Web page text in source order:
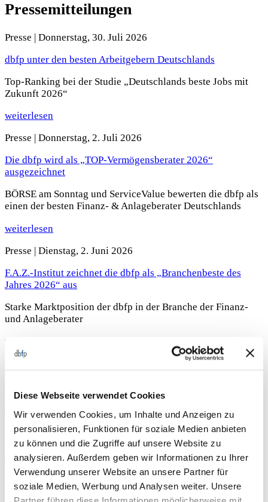
Diese Webseite verwendet Cookies
Wir verwenden Cookies, um Inhalte und Anzeigen zu
personalisieren, Funktionen für soziale Medien anbieten
zu können und die Zugriffe auf unsere Website zu
analysieren. Außerdem geben wir Informationen zu Ihrer
Verwendung unserer Website an unsere Partner für
soziale Medien, Werbung und Analysen weiter. Unsere
Pressemitteilungen
Presse | Donnerstag, 30. Juli 2026
dbfp unter den besten Arbeitgebern Deutschlands
Top-Ranking bei der Studie „Deutschlands beste Jobs mit
Zukunft 2026“
weiterlesen
Presse | Donnerstag, 2. Juli 2026
Die dbfp wird als „TOP-Vermögensberater 2026“
ausgezeichnet
BÖRSE am Sonntag und ServiceValue bewerten die dbfp als
einen der besten Finanz- & Anlageberater Deutschlands
weiterlesen
Presse | Dienstag, 2. Juni 2026
F.A.Z.-Institut zeichnet die dbfp als „Branchenbeste des
Jahres 2026“ aus
Starke Marktposition der dbfp in der Branche der Finanz-
und Anlageberater
weiterlesen
Ausrichtung
Übersicht Pressemitteilungen
Breite Inhalt im Container
12/12
Spaltenbreite
12/12
Breite Container
Ganze Breite
View